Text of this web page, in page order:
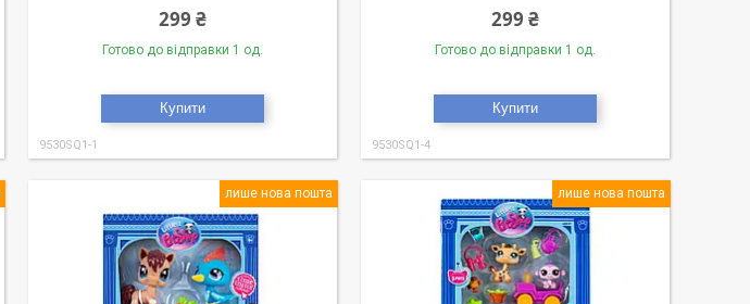
299 ₴
Готово до відправки 1 од.
Купити
9530SQ1-1
299 ₴
Готово до відправки 1 од.
Купити
9530SQ1-4
лише нова пошта лише нова пошта